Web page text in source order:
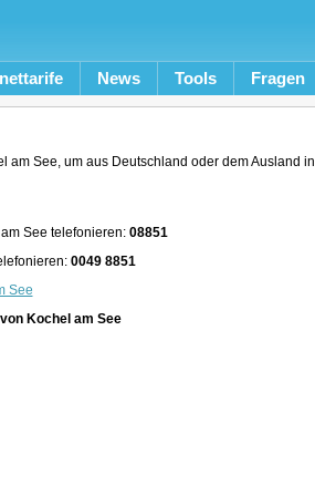
News Tools Fragen
am See, um aus Deutschland oder dem Ausland in
See telefonieren: 08851
0049 8851
See
Kochel am See